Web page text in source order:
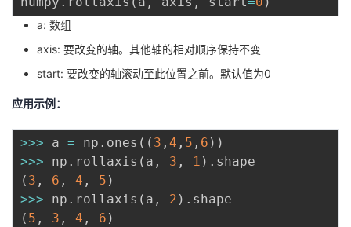
a: 数组
axis: 要改变的轴。其他轴的相对顺序保持不变
start: 要改变的轴滚动至此位置之前。默认值为0
应用示例：
>>> a = np . ones ( ( 3 , 4 , 5 , 6 ) )
>>> np . rollaxis ( a , 3 , 1 ) .
( 3 , 6 , 4 , 5 )
>>> np . rollaxis ( a , 2 ) .
( 5 , 3 , 4 , 6 )